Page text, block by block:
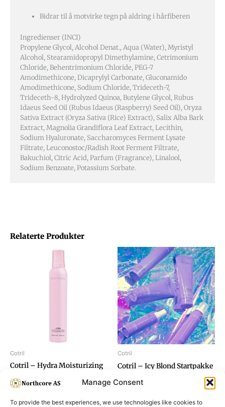
Manage Consent
To provide the best experiences, we use technologies like cookies to
Relaterte Produkter
Cotril
Cotril – Hydra Moisturizing
Mousse 200ml
Cotril
Cotril – Icy Blond Startpakke
Bidrar til å motvirke tegn på aldring i hårfiberen
Ingredienser (INCI)
Propylene Glycol, Alcohol Denat., Aqua (Water), Myristyl
Alcohol, Stearamidopropyl Dimethylamine, Cetrimonium
Chloride, Behentrimonium Chloride, PEG-7
Amodimethicone, Dicaprylyl Carbonate, Gluconamido
Amodimethicone, Sodium Chloride, Trideceth-7,
Trideceth-8, Hydrolyzed Quinoa, Butylene Glycol, Rubus
Idaeus Seed Oil (Rubus Idaeus (Raspberry) Seed Oil), Oryza
Sativa Extract (Oryza Sativa (Rice) Extract), Salix Alba Bark
Extract, Magnolia Grandiflora Leaf Extract, Lecithin,
Sodium Hyaluronate, Saccharomyces Ferment Lysate
Filtrate, Leuconostoc/Radish Root Ferment Filtrate,
Bakuchiol, Citric Acid, Parfum (Fragrance), Linalool,
Sodium Benzoate, Potassium Sorbate.